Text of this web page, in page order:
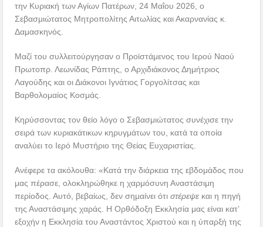
την Κυριακή των Αγίων Πατέρων, 24 Μαΐου 2026, ο
Σεβασμιώτατος Μητροπολίτης Αιτωλίας και Ακαρνανίας κ.
Δαμασκηνός.
Μαζί του συλλειτούργησαν ο Προϊστάμενος του Ιερού Ναού
Πρωτοπρ. Λεωνίδας Ράπτης, ο Αρχιδιάκονος Δημήτριος
Λαγούδης και οι Διάκονοι Ιγνάτιος Γοργολίτσας και
Βαρθολομαίος Κοσμάς.
Κηρύσσοντας τον θείο λόγο ο Σεβασμιώτατος συνέχισε την
σειρά των κυριακάτικων κηρυγμάτων του, κατά τα οποία
αναλύει το Ιερό Μυστήριο της Θείας Ευχαριστίας.
Ανέφερε τα ακόλουθα: «Κατά την διάρκεια της εβδομάδος που
μας πέρασε, ολοκληρώθηκε η χαρμόσυνη Αναστάσιμη
περίοδος. Αυτό, βεβαίως, δεν σημαίνει ότιστέρεψε και η πηγή
της Αναστάσιμης χαράς. Η Ορθόδοξη Εκκλησία μας είναι κατ’
εξοχήν η Εκκλησία του Αναστάντος Χριστού και η ύπαρξή της